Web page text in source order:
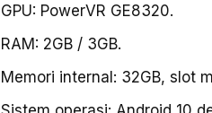
GPU: PowerVR GE8320.
RAM: 2GB / 3GB.
Memori internal: 32GB, slot